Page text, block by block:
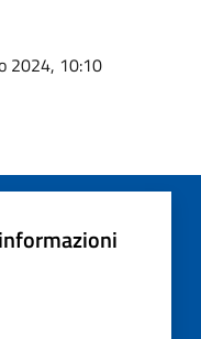
2024, 10:10